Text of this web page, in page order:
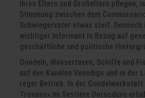
ihren Eltern und Großeltern pflegen,
Stimmung zwischen dem
Schwiegervater etwas steif.
wichtiger Informant in Bezug auf
geschäftliche und politische
Gondeln, Wassertaxen, Schiffe und
auf den Kanälen Venedigs und in der
reger Betrieb. In der Gondelwerkstatt
Trovaso» im Sestiere Dorsoduro